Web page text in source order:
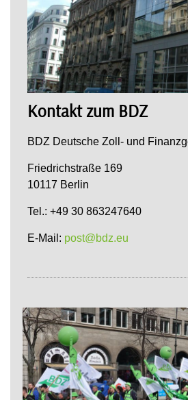
Kontakt zum BDZ
BDZ Deutsche Zoll- und
Friedrichstraße 169
10117 Berlin
Tel.: +49 30 863247640
E-Mail: post@bdz.eu